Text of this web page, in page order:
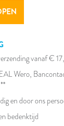
vanaf €
Wero,
en door ons
bedenktijd